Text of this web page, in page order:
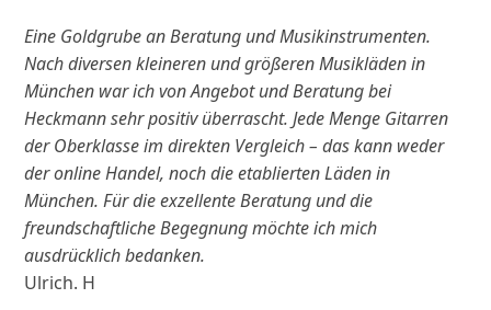
Eine Goldgrube an Beratung und Musikinstrumenten.
Nach diversen kleineren und größeren Musikläden in
München war ich von Angebot und Beratung bei
Heckmann sehr positiv überrascht. Jede Menge Gitarren
der Oberklasse im direkten Vergleich – das kann weder
der online Handel, noch die etablierten Läden in
München. Für die exzellente Beratung und die
freundschaftliche Begegnung möchte ich mich
ausdrücklich bedanken.
Ulrich. H